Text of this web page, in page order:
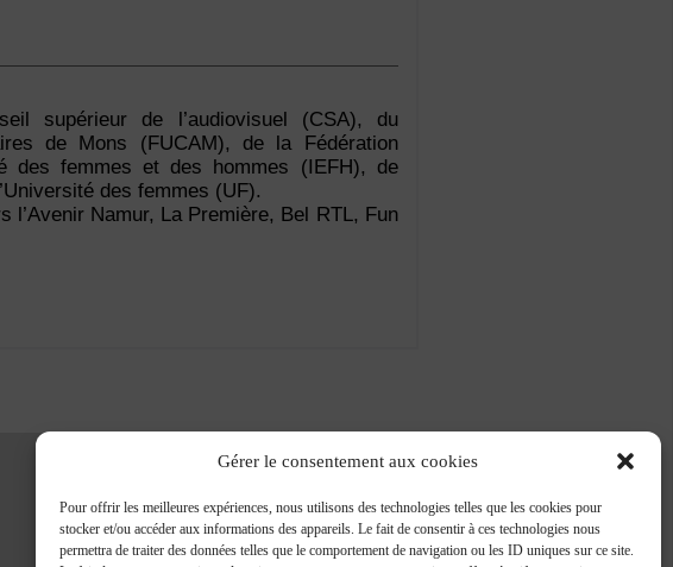
Gérer le consentement aux cookies
Pour offrir les meilleures expériences, nous utilisons des technologies telles que les cookies pour
stocker et/ou accéder aux informations des appareils. Le fait de consentir à ces technologies nous
permettra de traiter des données telles que le comportement de navigation ou les ID uniques sur ce site.
supérieur de l’audiovisuel (CSA), du
de Mons (FUCAM), de la Fédération
des femmes et des hommes (IEFH), de
des femmes (UF).
l’Avenir Namur, La Première, Bel RTL, Fun